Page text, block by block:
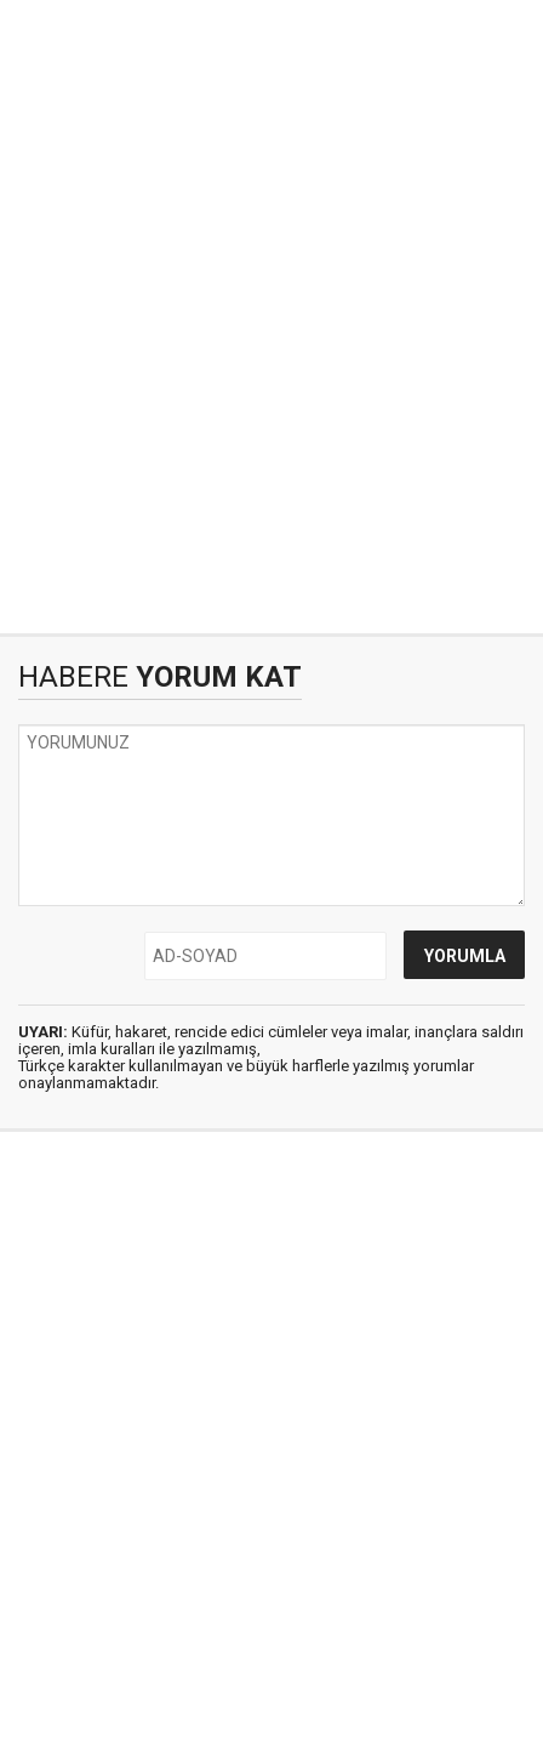
HABERE YORUM KAT
UYARI: Küfür, hakaret, rencide edici cümleler veya imalar, inançlara saldırı
içeren, imla kuralları ile yazılmamış,
Türkçe karakter kullanılmayan ve büyük harflerle yazılmış yorumlar
onaylanmamaktadır.